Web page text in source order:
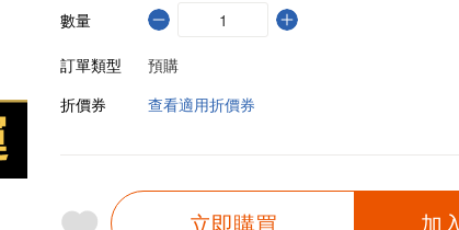
數量
訂單類型
預購
折價券
查看適用折價券
立即購買 加